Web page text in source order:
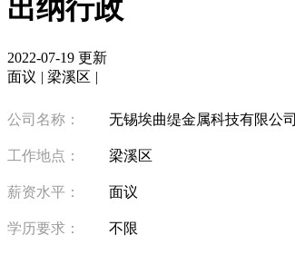
出纳行政
2022-07-19 更新
面议 | 梁溪区 |
公司名称： 无锡埃曲缇金属科技有限公司
工作地点： 梁溪区
薪资水平： 面议
学历要求： 不限